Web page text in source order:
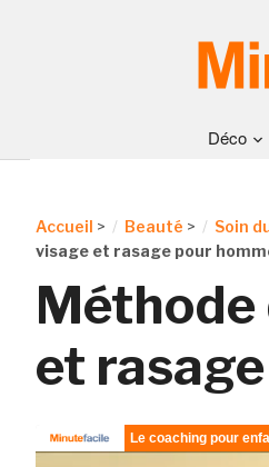
Déco
Accueil > Beauté > Soin
visage et rasage pour
Méthode
et